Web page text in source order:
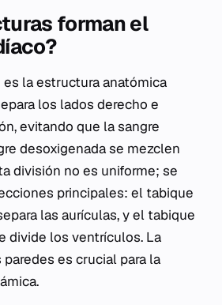
forman el
la estructura anatómica
los lados derecho e
evitando que la sangre
desoxigenada se mezclen
división no es uniforme; se
principales: el tabique
las aurículas, y el tabique
divide los ventrículos. La
es crucial para la